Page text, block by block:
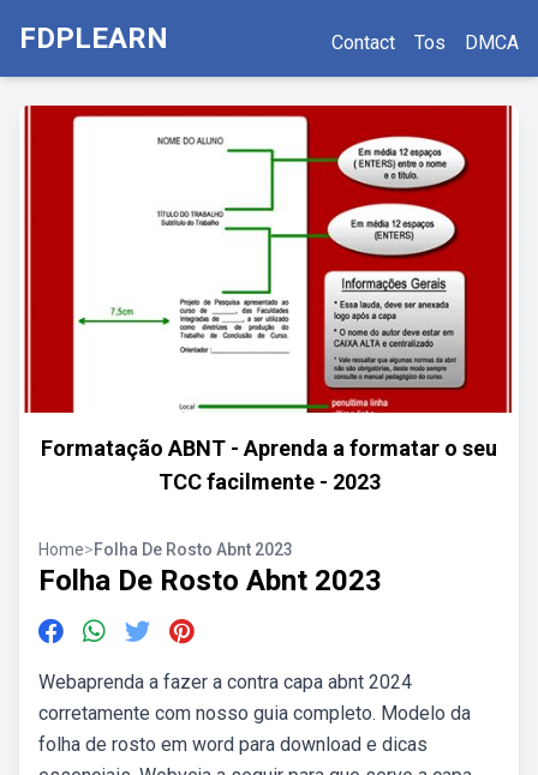
FDPLEARN Contact Tos DMCA
Formatação ABNT - Aprenda a formatar o seu
TCC facilmente - 2023
Home>Folha De Rosto Abnt 2023
Folha De Rosto Abnt 2023
Webaprenda a fazer a contra capa abnt 2024
corretamente com nosso guia completo. Modelo da
folha de rosto em word para download e dicas